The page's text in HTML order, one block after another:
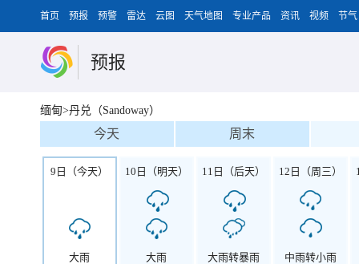
首页 预报 预警 雷达 云图 天气地图 专业产品 资讯 视频 节气
预报
缅甸>丹兑（Sandoway）
今天 周末
9日（今天）
大雨
10日（明天）
大雨
11日（后天）
大雨转暴雨
12日（周三）
中雨转小雨